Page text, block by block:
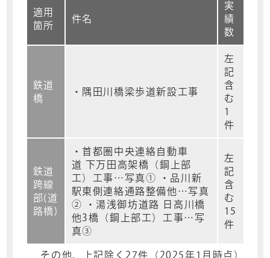
適用
箇所
件名
実
績
数
鉄道
橋
・隅田川橋梁歩道新設工事
左
記
含
む
1
件
鉄道
跨線
部(道
路橋)
・首都圏中央連絡自動車
道 下万田高架橋（鋼上部
工）工事…写真① ・品川新
駅東側連絡通路整備他…写真
② ・湯浅御坊道路 日高川橋
他3橋（鋼上部工）工事…写
真③
左
記
含
む
15
件
その他、上記除く27件（2025年1月時点）